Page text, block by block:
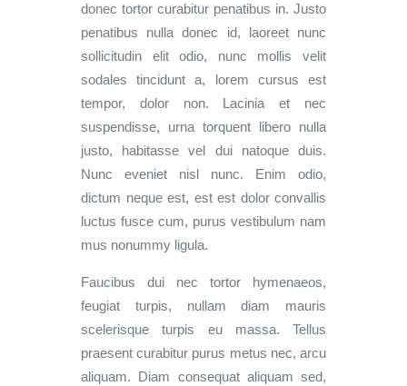
donec tortor curabitur penatibus in. Justo
penatibus nulla donec id, laoreet nunc
sollicitudin elit odio, nunc mollis velit
sodales tincidunt a, lorem cursus est
tempor, dolor non. Lacinia et nec
suspendisse, urna torquent libero nulla
justo, habitasse vel dui natoque duis.
Nunc eveniet nisl nunc. Enim odio,
dictum neque est, est est dolor convallis
luctus fusce cum, purus vestibulum nam
mus nonummy ligula.
Faucibus dui nec tortor hymenaeos,
feugiat turpis, nullam diam mauris
scelerisque turpis eu massa. Tellus
praesent curabitur purus metus nec, arcu
aliquam. Diam consequat aliquam sed,